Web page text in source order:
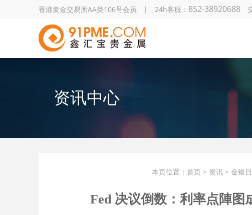
香港黄金交易所AA类106号会员 | 24h客服： 852-38920688
资讯中心
本页位置： 首页 > 资讯 > 金银
Fed 决议倒数：利率点陣图